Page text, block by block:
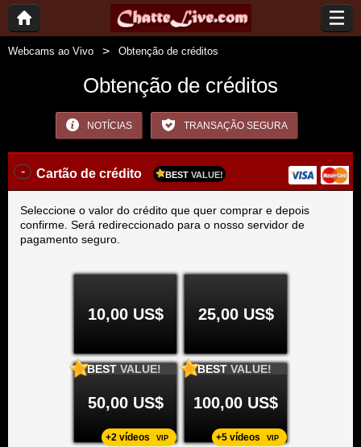
Webcams ao Vivo Obtenção de créditos
Obtenção de créditos
NOTÍCIAS TRANSAÇÃO SEGURA
- Cartão de crédito BEST VALUE!
Seleccione o valor do crédito que quer comprar e depois
confirme. Será redireccionado para o nosso servidor de
pagamento seguro.
10,00 US$ 25,00 US$
BEST VALUE!
50,00 US$
+2 vídeos VIP
BEST VALUE!
100,00 US$
+5 vídeos VIP